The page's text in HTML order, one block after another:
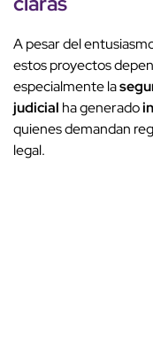
A pesar del
estos proyectos
especialmente la
judicial ha generado
quienes demandan
legal.